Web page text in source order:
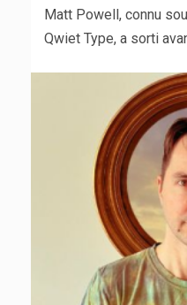
Matt Powell, connu
Qwiet Type, a sorti